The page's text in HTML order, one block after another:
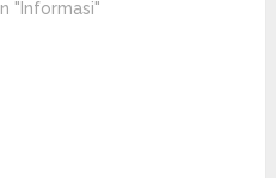
In "Informasi"